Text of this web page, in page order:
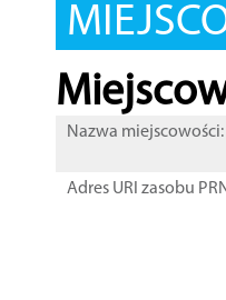
Nazwa miejscowości:
Adres URI zasobu